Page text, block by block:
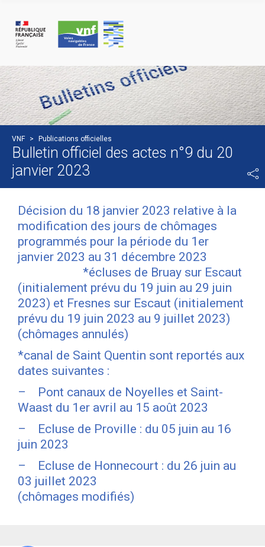
VNF > Publications officielles
Bulletin officiel des actes n°9 du 20
janvier 2023
Décision du 18 janvier 2023 relative à la
modification des jours de chômages
programmés pour la période du 1er
janvier 2023 au 31 décembre 2023
*écluses de Bruay sur Escaut
(initialement prévu du 19 juin au 29 juin
2023) et Fresnes sur Escaut (initialement
prévu du 19 juin 2023 au 9 juillet 2023)
(chômages annulés)
*canal de Saint Quentin sont reportés aux
dates suivantes :
– Pont canaux de Noyelles et Saint-
Waast du 1er avril au 15 août 2023
– Ecluse de Proville : du 05 juin au 16
juin 2023
– Ecluse de Honnecourt : du 26 juin au
03 juillet 2023
(chômages modifiés)